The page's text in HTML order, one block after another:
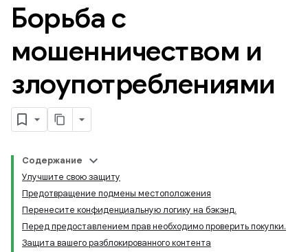
Борьба с
мошенничеством и
злоупотреблениями
Содержание
Улучшите свою защиту
Предотвращение подмены местоположения
Перенесите конфиденциальную логику на бэкэнд.
Перед предоставлением прав необходимо проверить покупки.
Защита вашего разблокированного контента